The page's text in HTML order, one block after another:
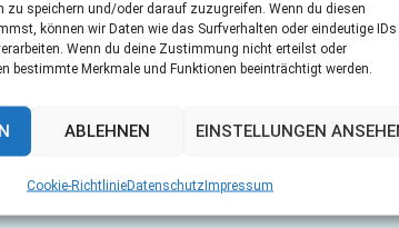
zu speichern und/oder darauf zuzugreifen. Wenn du diesen
können wir Daten wie das Surfverhalten oder eindeutige IDs
Wenn du deine Zustimmung nicht erteilst oder
bestimmte Merkmale und Funktionen beeinträchtigt werden.
ABLEHNEN EINSTELLUNGEN
Cookie-RichtlinieDatenschutzImpressum
Die Mama Zinovia
Zuhause erleben.
von Tierschützern gefunden. Zwei Tage
auch schon ihre 6 Welpen zur Welt.